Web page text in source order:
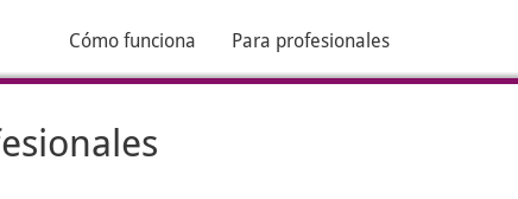
Cómo funciona Para profesionales